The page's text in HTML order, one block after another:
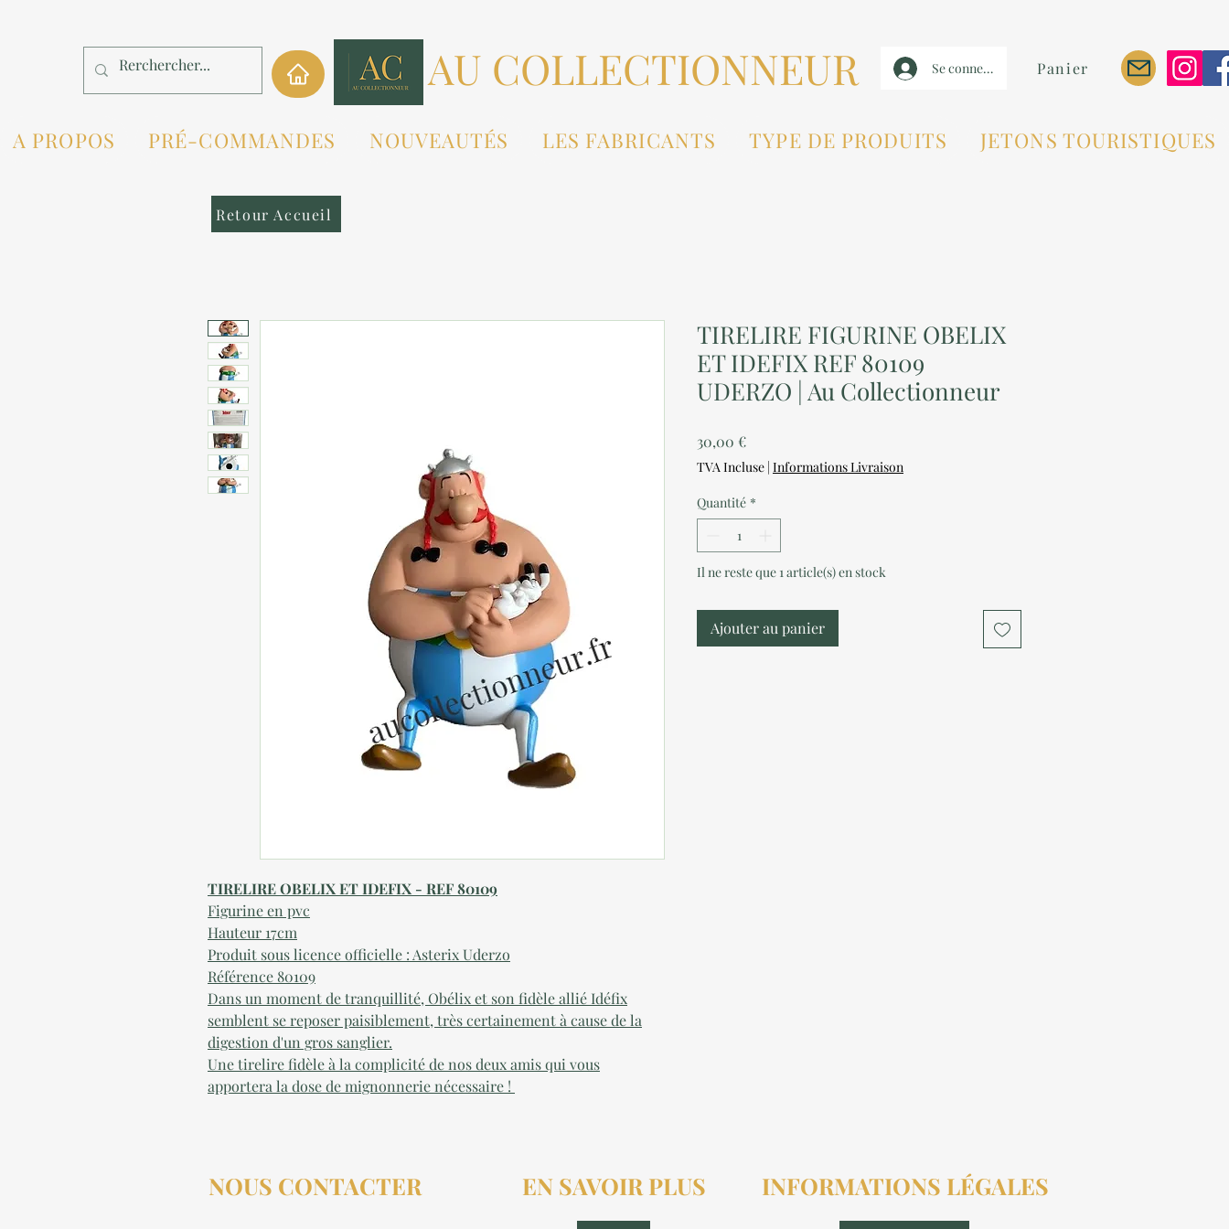
AU COLLECTIONNEUR Se connecter Panier
A PROPOS PRÉ-COMMANDES NOUVEAUTÉS LES FABRICANTS TYPE DE PRODUITS JETONS TOURISTIQUES
TIRELIRE OBELIX ET IDEFIX - REF 80109
Figurine en pvc
Hauteur 17cm
Produit sous licence officielle : Asterix Uderzo
Référence 80109
Dans un moment de tranquillité, Obélix et son fidèle allié Idéfix
semblent se reposer paisiblement, très certainement à cause de la
digestion d'un gros sanglier.
Une tirelire fidèle à la complicité de nos deux amis qui vous
apportera la dose de mignonnerie nécessaire !
TIRELIRE FIGURINE OBELIX
ET IDEFIX REF 80109
UDERZO | Au Collectionneur
30,00 €Prix
TVA Incluse | Informations Livraison
Quantité *
Il ne reste que 1 article(s) en stock
Ajouter au panier
Retour Accueil
NOUS CONTACTER EN SAVOIR PLUS INFORMATIONS LÉGALES